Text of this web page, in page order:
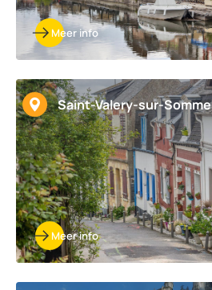
Meer info
Saint-Valery-sur-Somme
Meer info